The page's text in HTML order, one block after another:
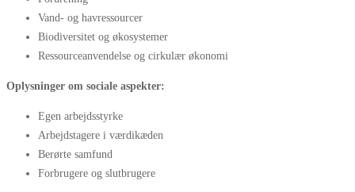
Vand- og havressourcer
Biodiversitet og økosystemer
Ressourceanvendelse og cirkulær økonomi
Oplysninger om sociale aspekter:
Egen arbejdsstyrke
Arbejdstagere i værdikæden
Berørte samfund
Forbrugere og slutbrugere